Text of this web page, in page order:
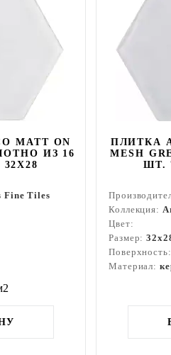
MATT ON
ИЗ 16
Fine Tiles
ПЛИТКА
MESH
ШТ.
Коллекция:
Цвет:
Размер:
Поверхность:
Материал: